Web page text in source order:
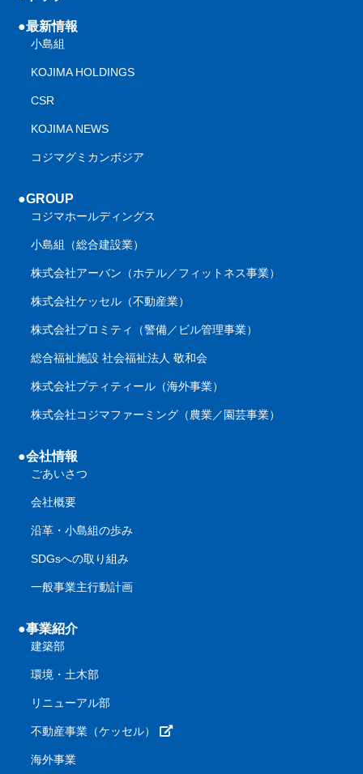
●最新情報
小島組
KOJIMA HOLDINGS
CSR
KOJIMA NEWS
コジマグミカンボジア
●GROUP
コジマホールディングス
小島組（総合建設業）
株式会社アーバン（ホテル／フィットネス事業）
株式会社ケッセル（不動産業）
株式会社プロミティ（警備／ビル管理事業）
総合福祉施設 社会福祉法人 敬和会
株式会社プティティール（海外事業）
株式会社コジマファーミング（農業／園芸事業）
●会社情報
ごあいさつ
会社概要
沿革・小島組の歩み
SDGsへの取り組み
一般事業主行動計画
●事業紹介
建築部
環境・土木部
リニューアル部
不動産事業（ケッセル）
海外事業